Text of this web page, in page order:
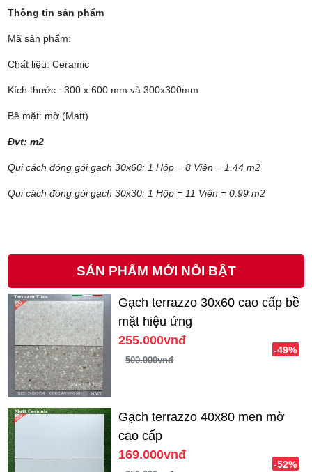
Thông tin sản phẩm
Mã sản phẩm:
Chất liệu: Ceramic
Kích thước : 300 x 600 mm và 300x300mm
Bề mặt: mờ (Matt)
Đvt: m2
Qui cách đóng gói gạch 30x60: 1 Hộp = 8 Viên = 1.44 m2
Qui cách đóng gói gạch 30x30: 1 Hộp = 11 Viên = 0.99 m2
SẢN PHẨM MỚI NỔI BẬT
Gạch terrazzo 30x60 cao cấp bề
mặt hiệu ứng
255.000vnđ
500.000vnđ
-49%
Gạch terrazzo 40x80 men mờ
cao cấp
169.000vnđ
-52%